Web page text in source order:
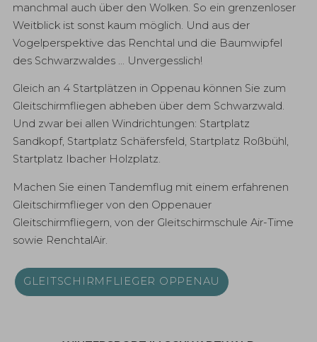
manchmal auch über den Wolken. So ein grenzenloser
Weitblick ist sonst kaum möglich. Und aus der
Vogelperspektive das Renchtal und die Baumwipfel
des Schwarzwaldes … Unvergesslich!
Gleich an 4 Startplätzen in Oppenau können Sie zum
Gleitschirmfliegen abheben über dem Schwarzwald.
Und zwar bei allen Windrichtungen: Startplatz
Sandkopf, Startplatz Schäfersfeld, Startplatz Roßbühl,
Startplatz Ibacher Holzplatz.
Machen Sie einen Tandemflug mit einem erfahrenen
Gleitschirmflieger von den Oppenauer
Gleitschirmfliegern, von der Gleitschirmschule Air-Time
sowie RenchtalAir.
GLEITSCHIRMFLIEGER OPPENAU